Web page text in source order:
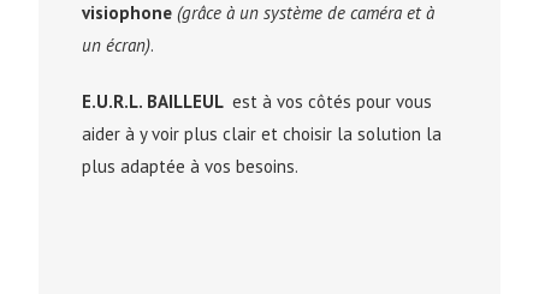
visiophone (grâce à un système de caméra et à
un écran).
E.U.R.L. BAILLEUL est à vos côtés pour vous
aider à y voir plus clair et choisir la solution la
plus adaptée à vos besoins.